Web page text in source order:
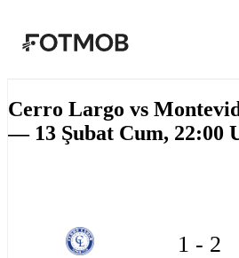
Cerro Largo vs
— 13 Şubat Cum, 22:00
1 - 2